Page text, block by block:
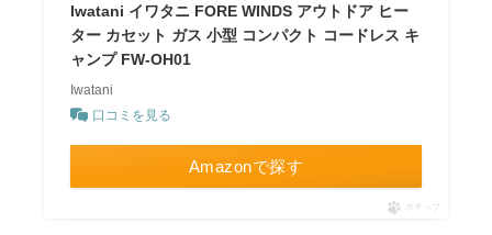
Iwatani イワタニ FORE WINDS アウトドア ヒー
ター カセット ガス 小型 コンパクト コードレス キ
ャンプ FW-OH01
Iwatani
口コミを見る
Amazonで探す
ポチップ